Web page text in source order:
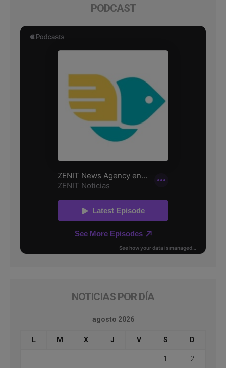
PODCAST
NOTICIAS POR DÍA
agosto 2026
L M X J V S D
1 2